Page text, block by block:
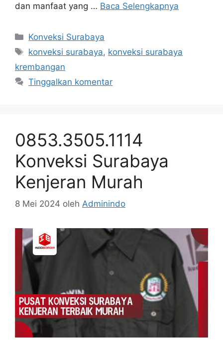
dan manfaat yang … Baca Selengkapnya
Kategori
Konveksi Surabaya
Tag
konveksi surabaya, konveksi surabaya
krembangan
Tinggalkan komentar
0853.3505.1114
Konveksi Surabaya
Kenjeran Murah
8 Mei 2024 oleh Adminindo